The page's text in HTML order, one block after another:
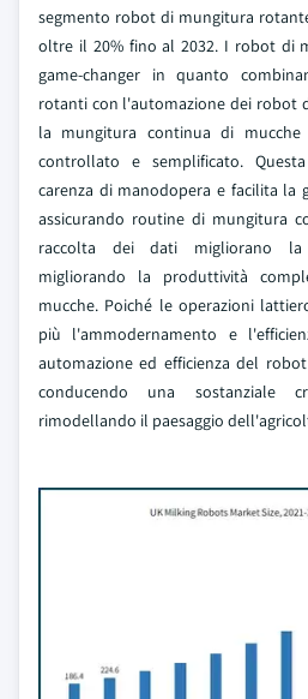
segmento robot di mungitura
oltre il 20% fino al 2032. I robot di
game-changer in quanto
rotanti con l'automazione dei robot
la mungitura continua di
controllato e semplificato.
carenza di manodopera e facilita la
assicurando routine di mungitura
raccolta dei dati migliorano
migliorando la produttività
mucche. Poiché le operazioni
più l'ammodernamento e
automazione ed efficienza del
conducendo una sostanziale
rimodellando il paesaggio